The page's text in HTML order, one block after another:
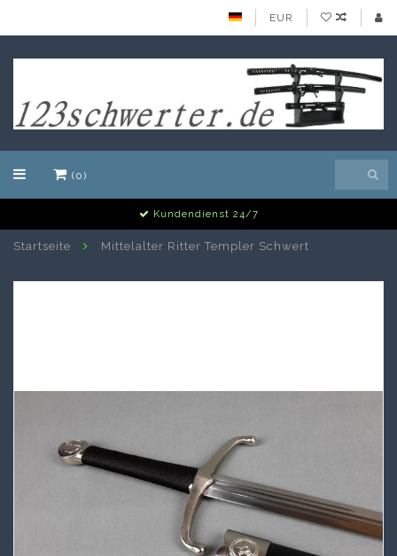
EUR
(0)
Alle Schwerter auf Lager
Startseite Mittelalter Ritter Templer Schwert